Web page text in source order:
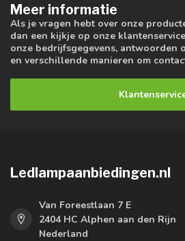
Meer informatie
Als je vragen hebt over onze
dan een kijkje op onze
onze bedrijfsgegevens, antwoorden
en verschillende manieren om
Ledlampaanbiedingen.nl
Van Foreestlaan 7 E
2404 HC Alphen aan den Rijn
Nederland